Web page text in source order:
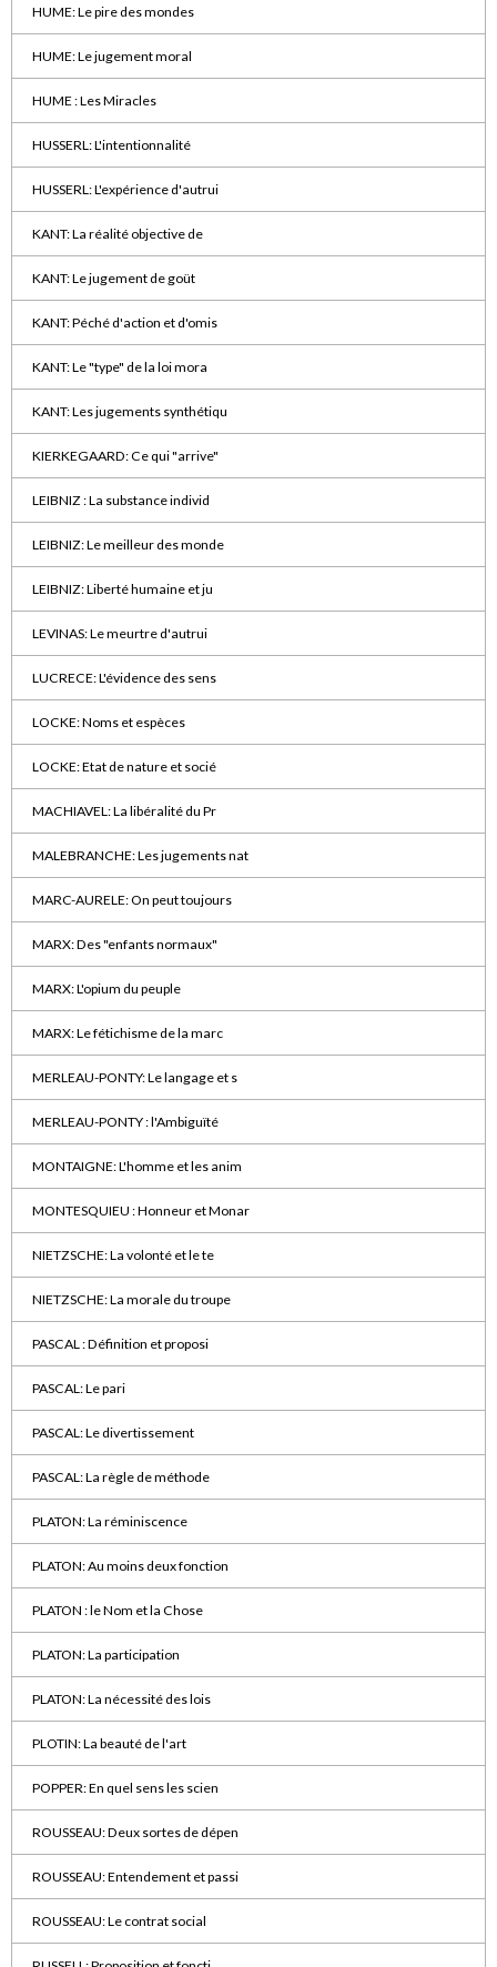
HUME: Le pire des mondes
HUME: Le jugement moral
HUME : Les Miracles
HUSSERL: L'intentionnalité
HUSSERL: L'expérience d'autrui
KANT: La réalité objective de
KANT: Le jugement de goüt
KANT: Péché d'action et d'omis
KANT: Le "type" de la loi mora
KANT: Les jugements synthétiqu
KIERKEGAARD: Ce qui "arrive"
LEIBNIZ : La substance individ
LEIBNIZ: Le meilleur des monde
LEIBNIZ: Liberté humaine et ju
LEVINAS: Le meurtre d'autrui
LUCRECE: L'évidence des sens
LOCKE: Noms et espèces
LOCKE: Etat de nature et socié
MACHIAVEL: La libéralité du Pr
MALEBRANCHE: Les jugements nat
MARC-AURELE: On peut toujours
MARX: Des "enfants normaux"
MARX: L'opium du peuple
MARX: Le fétichisme de la marc
MERLEAU-PONTY: Le langage et s
MERLEAU-PONTY : l'Ambiguïté
MONTAIGNE: L'homme et les anim
MONTESQUIEU : Honneur et Monar
NIETZSCHE: La volonté et le te
NIETZSCHE: La morale du troupe
PASCAL : Définition et proposi
PASCAL: Le pari
PASCAL: Le divertissement
PASCAL: La règle de méthode
PLATON: La réminiscence
PLATON: Au moins deux fonction
PLATON : le Nom et la Chose
PLATON: La participation
PLATON: La nécessité des lois
PLOTIN: La beauté de l'art
POPPER: En quel sens les scien
ROUSSEAU: Deux sortes de dépen
ROUSSEAU: Entendement et passi
ROUSSEAU: Le contrat social